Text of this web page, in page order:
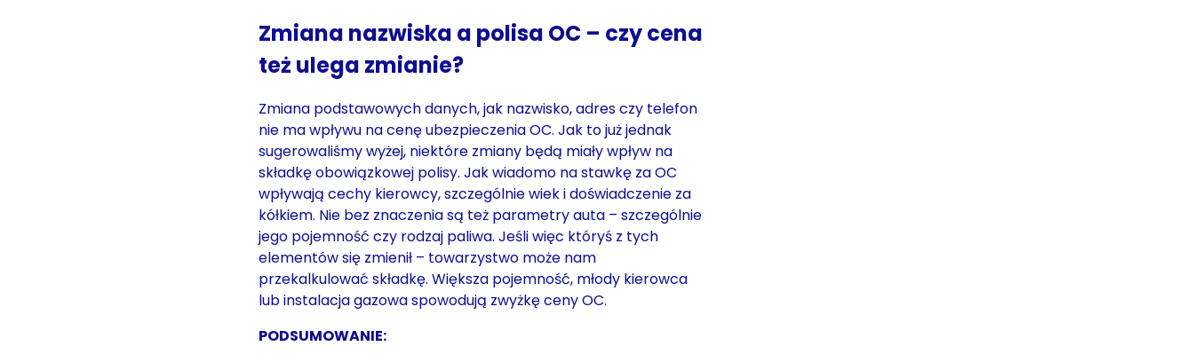
Zmiana nazwiska a polisa OC – czy cena
też ulega zmianie?
Zmiana podstawowych danych, jak nazwisko, adres czy telefon
nie ma wpływu na cenę ubezpieczenia OC. Jak to już jednak
sugerowaliśmy wyżej, niektóre zmiany będą miały wpływ na
składkę obowiązkowej polisy. Jak wiadomo na stawkę za OC
wpływają cechy kierowcy, szczególnie wiek i doświadczenie za
kółkiem. Nie bez znaczenia są też parametry auta – szczególnie
jego pojemność czy rodzaj paliwa. Jeśli więc któryś z tych
elementów się zmienił – towarzystwo może nam
przekalkulować składkę. Większa pojemność, młody kierowca
lub instalacja gazowa spowodują zwyżkę ceny OC.
PODSUMOWANIE: